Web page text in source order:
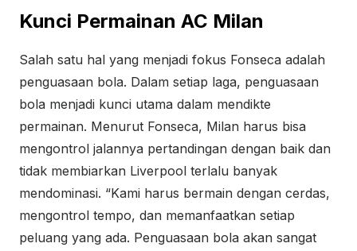
Kunci Permainan AC Milan
Salah satu hal yang menjadi fokus Fonseca adalah
penguasaan bola. Dalam setiap laga, penguasaan
bola menjadi kunci utama dalam mendikte
permainan. Menurut Fonseca, Milan harus bisa
mengontrol jalannya pertandingan dengan baik dan
tidak membiarkan Liverpool terlalu banyak
mendominasi. “Kami harus bermain dengan cerdas,
mengontrol tempo, dan memanfaatkan setiap
peluang yang ada. Penguasaan bola akan sangat